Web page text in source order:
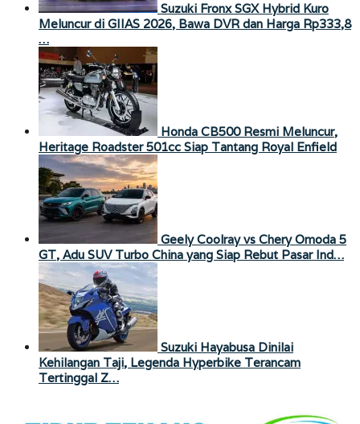
Suzuki Fronx SGX Hybrid Kuro
Meluncur di GIIAS 2026, Bawa DVR dan Harga Rp333,8
…
Honda CB500 Resmi Meluncur,
Heritage Roadster 501cc Siap Tantang Royal Enfield
Geely Coolray vs Chery Omoda 5
GT, Adu SUV Turbo China yang Siap Rebut Pasar Ind…
Suzuki Hayabusa Dinilai
Kehilangan Taji, Legenda Hyperbike Terancam
Tertinggal Z…